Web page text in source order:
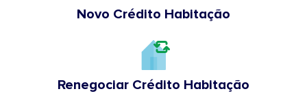
Novo Crédito Habitação
Renegociar Crédito Habitação